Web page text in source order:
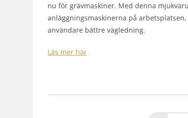
nu för grävmaskiner. Med denna
anläggningsmaskinerna på
användare bättre vägledning.
Läs mer här